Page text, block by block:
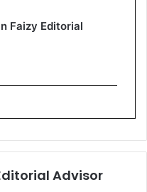
Faizy Editorial
Advisor